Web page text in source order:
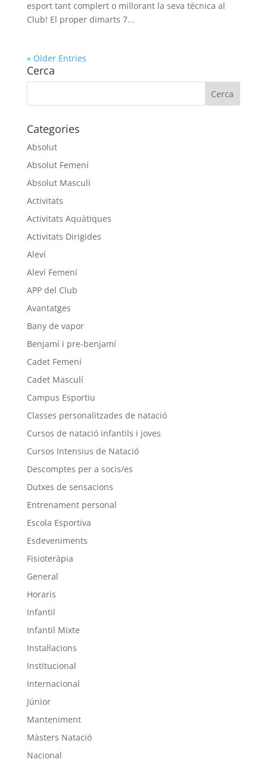
esport tant complert o millorant la seva tècnica al
Club! El proper dimarts 7...
« Older Entries
Cerca
Categories
Absolut
Absolut Femení
Absolut Masculí
Activitats
Activitats Aquàtiques
Activitats Dirigides
Aleví
Aleví Femení
APP del Club
Avantatges
Bany de vapor
Benjamí i pre-benjamí
Cadet Femení
Cadet Masculí
Campus Esportiu
Classes personalitzades de natació
Cursos de natació infantils i joves
Cursos Intensius de Natació
Descomptes per a socis/es
Dutxes de sensacions
Entrenament personal
Escola Esportiva
Esdeveniments
Fisioteràpia
General
Horaris
Infantil
Infantil Mixte
Instal·lacions
Institucional
Internacional
Júnior
Manteniment
Màsters Natació
Nacional